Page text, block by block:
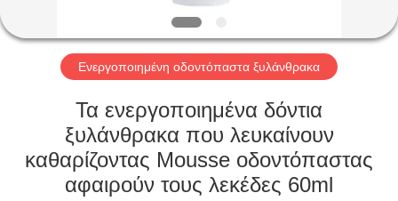
ΠΕΡΊΠΟΥ
ΕΜΕΊΣ
ΓΎΡΟΣ
ΕΡΓΟΣΤΑΣΊΩΝ
ΠΟΙΟΤΙΚΌΣ
Ενεργοποιημένη οδοντόπαστα ξυλάνθρακα
Τα ενεργοποιημένα δόντια
ξυλάνθρακα που λευκαίνουν
καθαρίζοντας Mousse οδοντόπαστας
αφαιρούν τους λεκέδες 60ml